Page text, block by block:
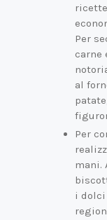
Per
carne
al
Per
mani.
i